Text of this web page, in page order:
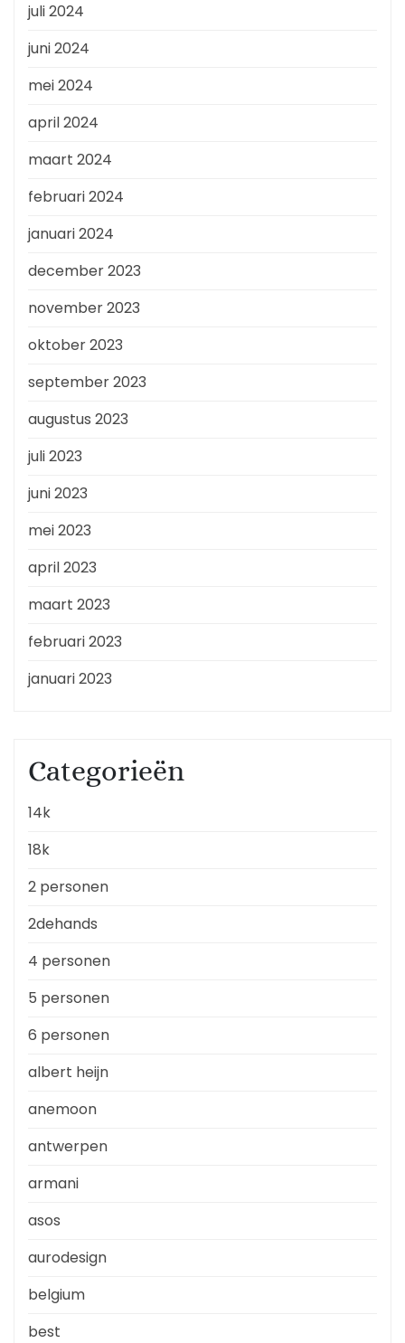
juli 2024
juni 2024
mei 2024
april 2024
maart 2024
februari 2024
januari 2024
december 2023
november 2023
oktober 2023
september 2023
augustus 2023
juli 2023
juni 2023
mei 2023
april 2023
maart 2023
februari 2023
januari 2023
Categorieën
14k
18k
2 personen
2dehands
4 personen
5 personen
6 personen
albert heijn
anemoon
antwerpen
armani
asos
aurodesign
belgium
best